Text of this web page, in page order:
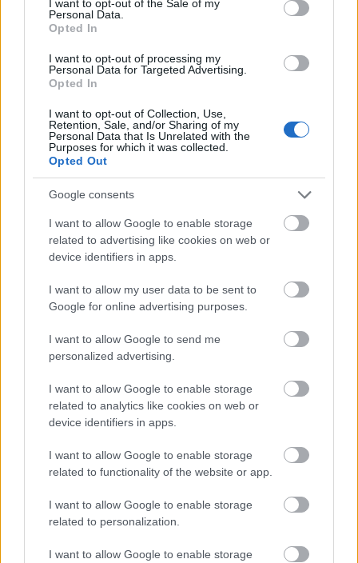
I want to opt-out of the Sale of my
Personal Data.
Opted In
I want to opt-out of processing my
Personal Data for Targeted Advertising.
Opted In
I want to opt-out of Collection, Use,
Retention, Sale, and/or Sharing of my
Personal Data that Is Unrelated with the
Purposes for which it was collected.
Opted Out
Google consents
I want to allow Google to enable storage
related to advertising like cookies on web or
device identifiers in apps.
I want to allow my user data to be sent to
Google for online advertising purposes.
I want to allow Google to send me
personalized advertising.
I want to allow Google to enable storage
related to analytics like cookies on web or
device identifiers in apps.
I want to allow Google to enable storage
related to functionality of the website or app.
I want to allow Google to enable storage
related to personalization.
I want to allow Google to enable storage
A sakkozás hetedik világbajnoka:
Vaszilij Szmiszlov
Katolikus magiszter•2015. augusztus 19.
Vaszilij Szimszlov 1921. március 24-én, Moszkvában
született. A sakkjátékot édesapjától tanulta meg, aki
egészen erős versenyjátékos volt. (Említésre méltó,
hogy még Aljechint is megverte egy kisebb versenyen
1912-ben.) A fiatal Szmiszlov érdeklődéssel forgatta
azokat a…
A sakkozás hatodik világbajnoka:
Mihail Botvinnik (I. rész)